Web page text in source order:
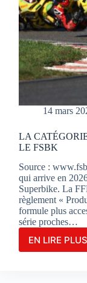
14 mars
LA
LE FSBK
Source :
qui arrive en
Superbike. La
règlement «
formule plus
série proches…
EN LIRELA